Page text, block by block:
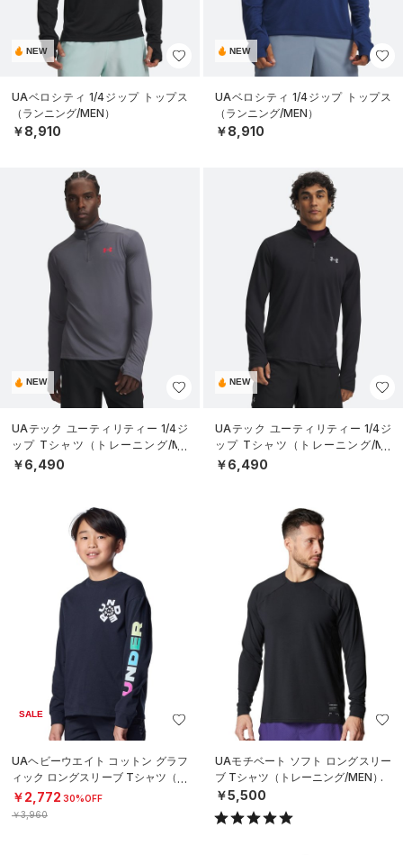
NEW
UAベロシティ 1/4ジップ トップス
（ランニング/MEN）
￥8,910
NEW
UAベロシティ 1/4ジップ トップス
（ランニング/MEN）
￥8,910
NEW
UAテック ユーティリティー 1/4ジ
ップ Tシャツ（トレーニング/ME
N）
￥6,490
NEW
UAテック ユーティリティー 1/4ジ
ップ Tシャツ（トレーニング/ME
N）
￥6,490
SALE
UAヘビーウエイト コットン グラフ
ィック ロングスリーブ Tシャツ（ト
レーニング/BOYS）
￥2,772 30%OFF
￥3,960
UAモチベート ソフト ロングスリー
ブ Tシャツ（トレーニング/MEN）
￥5,500